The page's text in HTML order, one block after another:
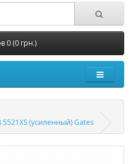
0 (0 грн.)
(усиленный) Gates